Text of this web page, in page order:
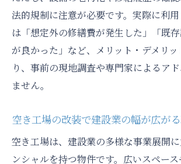
法的規制に注意が必要です。実際に利
は「想定外の修繕費が発生した」「既
が良かった」など、メリット・デメリ
り、事前の現地調査や専門家によるア
ません。
空き工場の改装で建設業の幅が広が
空き工場は、建設業の多様な事業展開
ンシャルを持つ物件です。広いスペー